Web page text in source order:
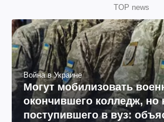
TOP news
Война в Украине
Могут мобилизовать
окончившего колледж, но
поступившего в вуз: